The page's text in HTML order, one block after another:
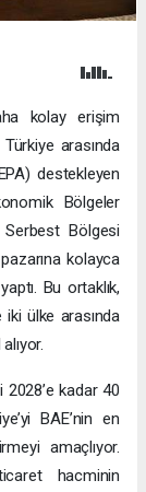
kolay erişim
arasında
destekleyen
Bölgeler
Serbest Bölgesi
kolayca
Bu ortaklık,
iki ülke arasında
2028’e kadar 40
BAE’nin en
amaçlıyor.
hacminin